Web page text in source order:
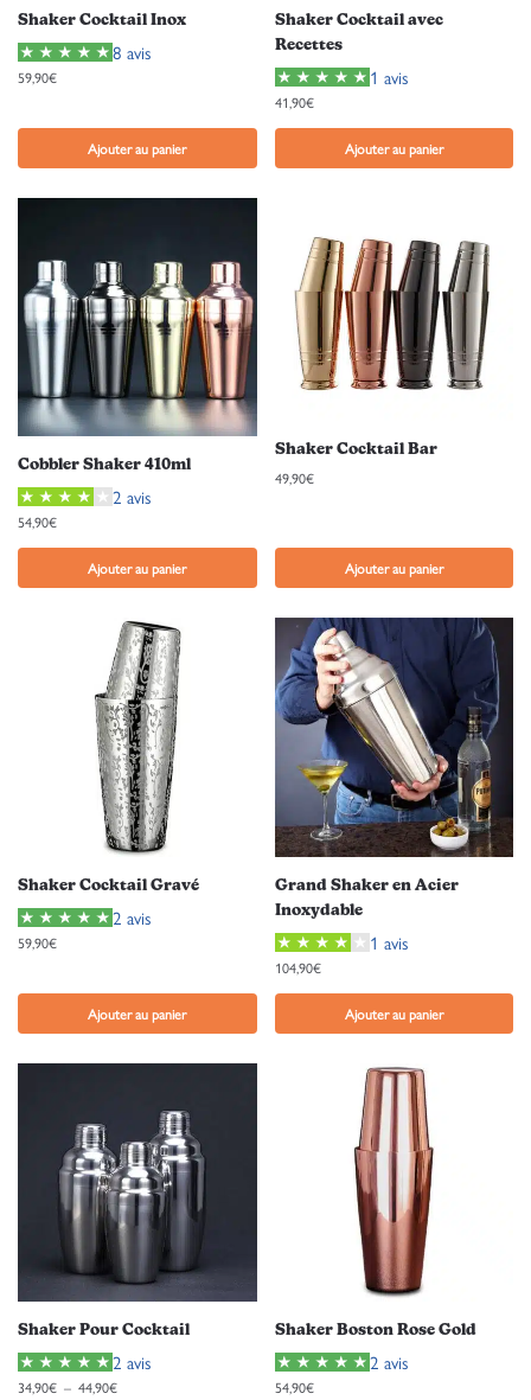
Shaker Cocktail Inox
8 avis
59,90€
Ajouter au panier
Shaker Cocktail avec
Recettes
1 avis
41,90€
Ajouter au panier
Cobbler Shaker 410ml
2 avis
54,90€
Ajouter au panier
Shaker Cocktail Bar
49,90€
Ajouter au panier
Shaker Cocktail Gravé
2 avis
59,90€
Ajouter au panier
Grand Shaker en Acier
Inoxydable
1 avis
104,90€
Ajouter au panier
Shaker Pour Cocktail
2 avis
34,90€ – 44,90€
Shaker Boston Rose Gold
2 avis
54,90€